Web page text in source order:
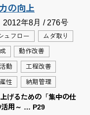
の向上
2012年8月 / 276号
ュフロー ムダ取り
動作改善
動 工程改善
性 納期管理
げるための「集中の仕
活用～ … P29